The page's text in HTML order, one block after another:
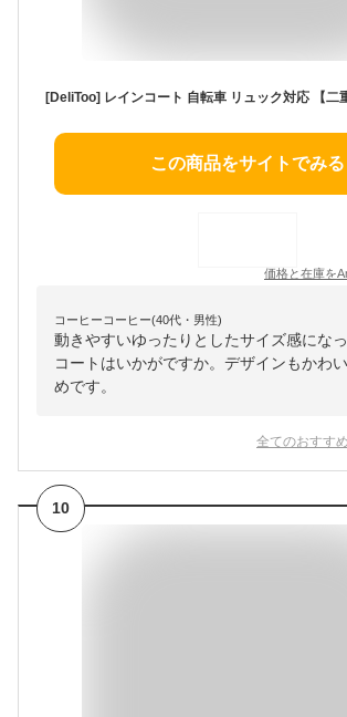
この商品をサイトでみる
価格と在庫を
コーヒーコーヒー(40代・男性)
動きやすいゆったりとしたサイズ感にな
コートはいかがですか。デザインもかわ
めです。
全てのおすす
10